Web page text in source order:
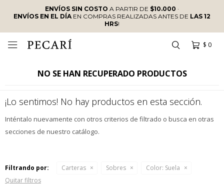
ENVÍOS SIN COSTO A PARTIR DE $10.000 ·
ENVÍOS EN EL DÍAEN COMPRAS REALIZADAS ANTES DE LAS 12
HRS!
$ 0

NO SE HAN RECUPERADO PRODUCTOS
¡Lo sentimos! No hay productos en esta sección.
Inténtalo nuevamente con otros criterios de filtrado o busca en otras
secciones de nuestro catálogo.
Filtrando por: Carteras Sobres Color: Suela
Quitar filtros